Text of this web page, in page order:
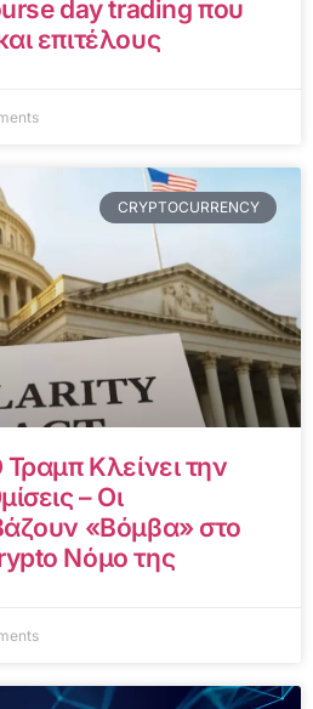
day trading που
επιτέλους
CRYPTOCURRENCY
Κλείνει την
– Οι
«Βόμβα» στο
Νόμο της